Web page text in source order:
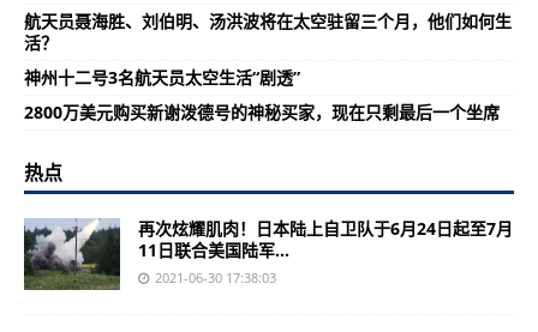
航天员聂海胜、刘伯明、汤洪波将在太空驻留三个月，他们如何生
活？
神州十二号3名航天员太空生活“剧透”
2800万美元购买新谢泼德号的神秘买家，现在只剩最后一个坐席
热点
再次炫耀肌肉！日本陆上自卫队于6月24日起至7月
11日联合美国陆军...
2021-06-30 17:38:03